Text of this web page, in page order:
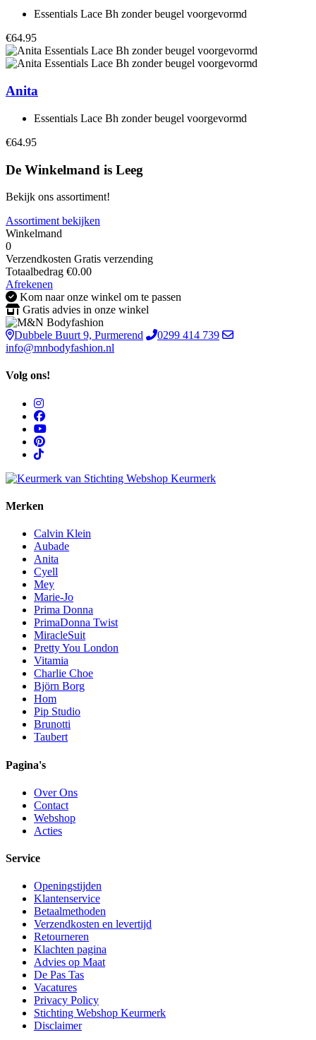
Essentials Lace Bh zonder beugel voorgevormd
€64.95
Anita
Essentials Lace Bh zonder beugel voorgevormd
€64.95
De Winkelmand is Leeg
Bekijk ons assortiment!
Assortiment bekijken
Winkelmand
0
Verzendkosten Gratis verzending
Totaalbedrag €0.00
Afrekenen
Kom naar onze winkel om te passen
Gratis advies in onze winkel
Dubbele Buurt 9, Purmerend
0299 414 739
info@mnbodyfashion.nl
Volg ons!
Merken
Calvin Klein
Aubade
Anita
Cyell
Mey
Marie-Jo
Prima Donna
PrimaDonna Twist
MiracleSuit
Pretty You London
Vitamia
Charlie Choe
Björn Borg
Hom
Pip Studio
Brunotti
Taubert
Pagina's
Over Ons
Contact
Webshop
Acties
Service
Openingstijden
Klantenservice
Betaalmethoden
Verzendkosten en levertijd
Retourneren
Klachten pagina
Advies op Maat
De Pas Tas
Vacatures
Privacy Policy
Stichting Webshop Keurmerk
Disclaimer